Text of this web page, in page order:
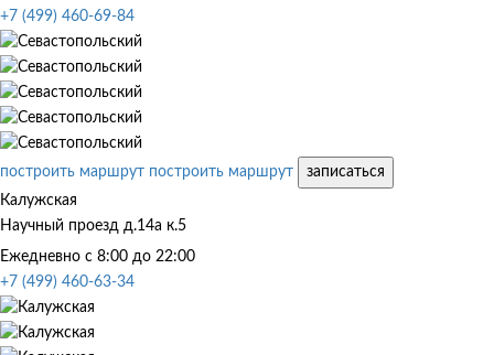
+7 (499) 460-69-84
построить маршрут построить маршрут
записаться
Калужская
Научный проезд д.14а к.5
Ежедневно с 8:00 до 22:00
+7 (499) 460-63-34